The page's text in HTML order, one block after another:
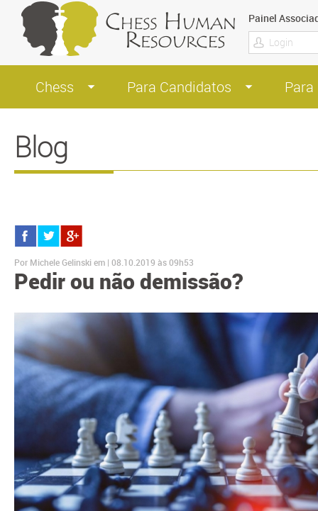
Painel
Chess Para Candidatos
Blog
Por Michele Gelinski em | 08.10.2019 às 09h53
Pedir ou não demissão?